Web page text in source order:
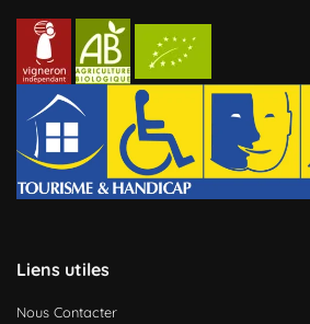
Liens utiles
Nous Contacter